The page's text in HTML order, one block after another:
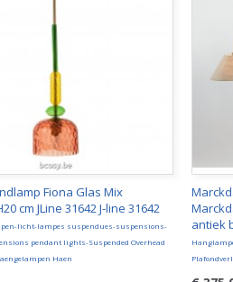
Fiona Glas Mix
cm JLine 31642 J-line 31642
licht-lampes suspendues-suspensions-
pendant lights-Suspended Overhead
Haen
antiek